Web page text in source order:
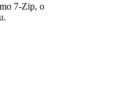
7-Zip, o